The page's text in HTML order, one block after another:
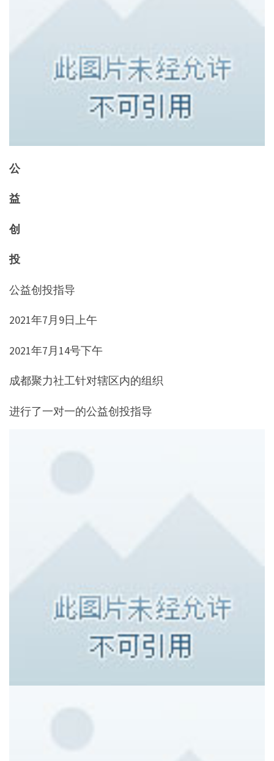
公
益
创
投
公益创投指导
2021年7月9日上午
2021年7月14号下午
成都聚力社工针对辖区内的组织
进行了一对一的公益创投指导